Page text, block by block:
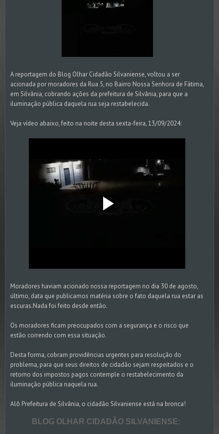
A reportagem do Blog Olhar Cidadão Silvaniense, voltou a ser
acionada por moradores da Rua 5, no Bairro Nossa Senhora de Fátima,
em Silvânia, cobrando ações da prefeitura de Silvânia, para que a
iluminação pública daquela rua seja restabelecida.
Veja vídeo abaixo, feito na noite desta sexta-feira, 13/09/2024:
Moradores haviam acionado nossa reportagem no dia 30 de agosto,
último, data que publicamos matéria sobre o fato daquela rua estar as
escuras.Nada foi feito desde então.
Os moradores ficam preocupados com a segurança e o risco que
estão correndo com essa situação.
Desta forma, cobram providências urgentes para resolução do
problema, para que seus direitos de cidadão sejam respeitados e o
retorno dos impostos pagos contemple o restabelecimento da
iluminação pública naquela rua.
Alô Prefeitura de Silvânia, o cidadão Silvaniense está na bronca!
BLOG OLHAR CIDADÃO SILVANIENSE: